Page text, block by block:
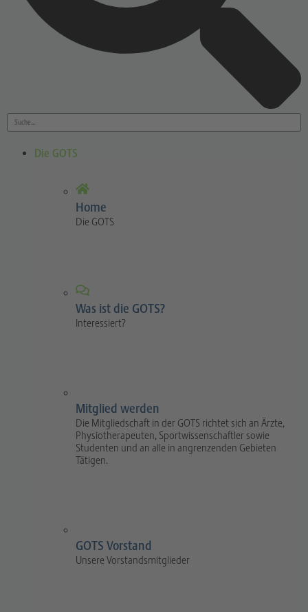
Die GOTS
Home
Die GOTS
Was ist die GOTS?
Interessiert?
Mitglied werden
Die Mitgliedschaft in der GOTS richtet sich an Ärzte,
Physiotherapeuten, Sportwissenschaftler sowie
Studenten und an alle in angrenzenden Gebieten
Tätigen.
GOTS Vorstand
Unsere Vorstandsmitglieder